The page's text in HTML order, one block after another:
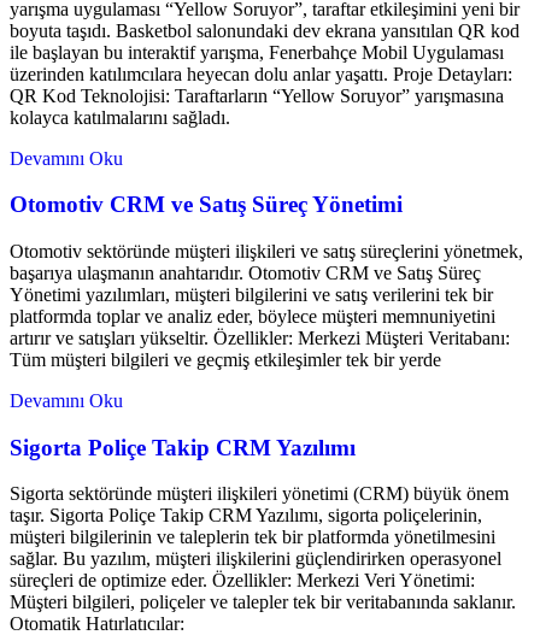
yarışma uygulaması “Yellow Soruyor”, taraftar etkileşimini yeni bir
boyuta taşıdı. Basketbol salonundaki dev ekrana yansıtılan QR kod
ile başlayan bu interaktif yarışma, Fenerbahçe Mobil Uygulaması
üzerinden katılımcılara heyecan dolu anlar yaşattı. Proje Detayları:
QR Kod Teknolojisi: Taraftarların “Yellow Soruyor” yarışmasına
kolayca katılmalarını sağladı.
Devamını Oku
Otomotiv CRM ve Satış Süreç Yönetimi
Otomotiv sektöründe müşteri ilişkileri ve satış süreçlerini yönetmek,
başarıya ulaşmanın anahtarıdır. Otomotiv CRM ve Satış Süreç
Yönetimi yazılımları, müşteri bilgilerini ve satış verilerini tek bir
platformda toplar ve analiz eder, böylece müşteri memnuniyetini
artırır ve satışları yükseltir. Özellikler: Merkezi Müşteri Veritabanı:
Tüm müşteri bilgileri ve geçmiş etkileşimler tek bir yerde
Devamını Oku
Sigorta Poliçe Takip CRM Yazılımı
Sigorta sektöründe müşteri ilişkileri yönetimi (CRM) büyük önem
taşır. Sigorta Poliçe Takip CRM Yazılımı, sigorta poliçelerinin,
müşteri bilgilerinin ve taleplerin tek bir platformda yönetilmesini
sağlar. Bu yazılım, müşteri ilişkilerini güçlendirirken operasyonel
süreçleri de optimize eder. Özellikler: Merkezi Veri Yönetimi:
Müşteri bilgileri, poliçeler ve talepler tek bir veritabanında saklanır.
Otomatik Hatırlatıcılar: